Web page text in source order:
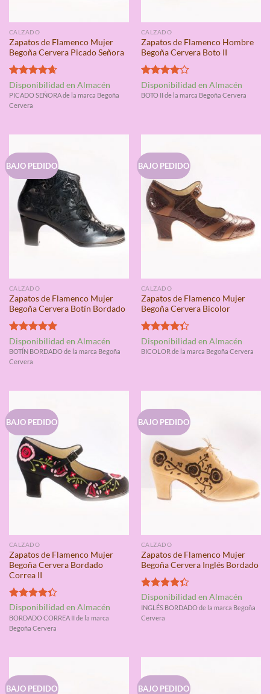
CALZADO
Zapatos de Flamenco Mujer
Begoña Cervera Picado Señora
Valorado
con4.67
de 5
Disponibilidad en Almacén
PICADO SEÑORA de la marca Begoña
Cervera
CALZADO
Zapatos de Flamenco Hombre
Begoña Cervera Boto II
Valorado
con4.00
Disponibilidad en Almacén
BOTO II de la marca Begoña Cervera
BAJO PEDIDO
CALZADO
Zapatos de Flamenco Mujer
Begoña Cervera Botín Bordado
Valorado
con5.00
de 5
Disponibilidad en Almacén
BOTÍN BORDADO de la marca Begoña
Cervera
BAJO PEDIDO
CALZADO
Zapatos de Flamenco Mujer
Begoña Cervera Bicolor
Valorado
con 4.33
Disponibilidad en Almacén
BICOLOR de la marca Begoña Cervera
BAJO PEDIDO
CALZADO
Zapatos de Flamenco Mujer
Begoña Cervera Bordado
Correa II
Valorado
con4.33
de 5
Disponibilidad en Almacén
BORDADO CORREA II de la marca
Begoña Cervera
BAJO PEDIDO
CALZADO
Zapatos de Flamenco Mujer
Begoña Cervera Inglés Bordado
Valorado
con4.33
de 5
Disponibilidad en Almacén
INGLÉS BORDADO de la marca Begoña
Cervera
BAJO PEDIDO BAJO PEDIDO